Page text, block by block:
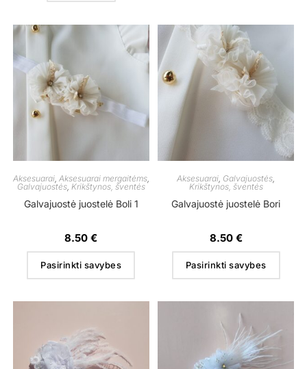
Aksesuarai, Aksesuarai mergaitėms,
Galvajuostės, Krikštynos, šventės
Galvajuostė juostelė Boli 1
8.50€
Pasirinkti savybes
Aksesuarai Galvajuostės
Krikštynos, šventės
Galvajuostė juostelė Bori
8.50 €
Pasirinkti savybes